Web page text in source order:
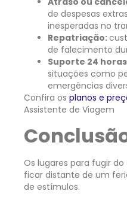
de despesas
inesperadas no
Repatriação:
de falecimento
Suporte 24
situações como
emergências
Confira os planos e
Assistente de Viagem
Os lugares para fugir
ficar distante de um
de estímulos.